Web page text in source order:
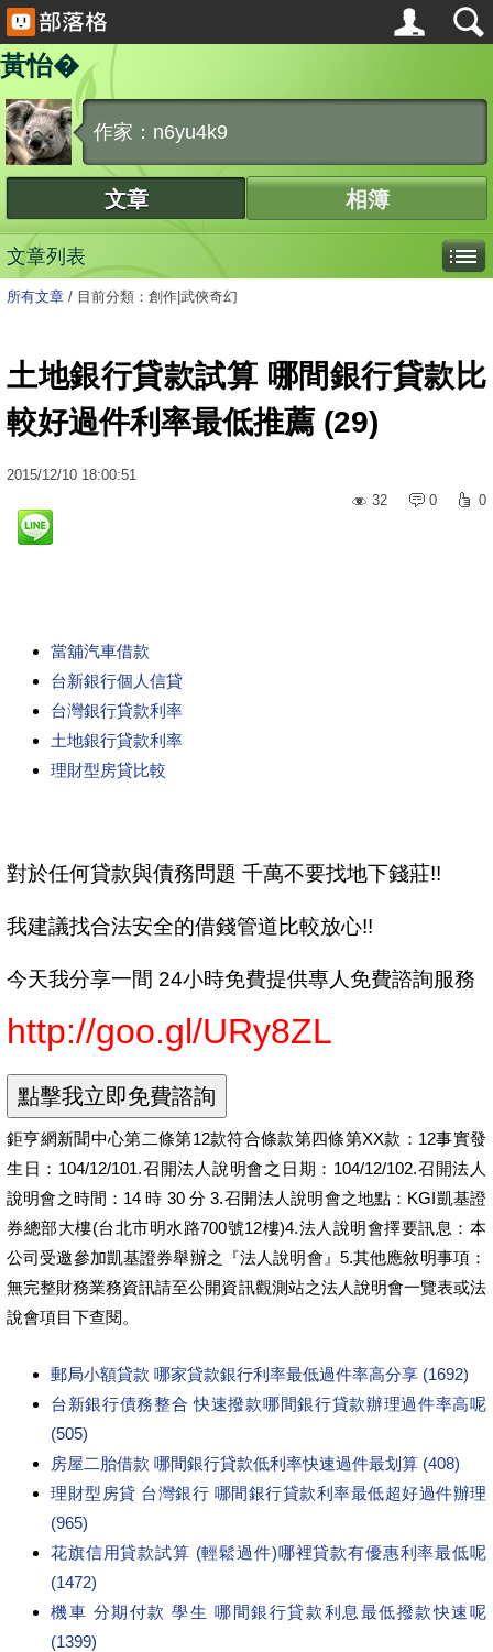
黃怡�
作家：n6yu4k9
文章 相簿
文章列表
所有文章 / 目前分類：創作|武俠奇幻
土地銀行貸款試算 哪間銀行貸款比
較好過件利率最低推薦 (29)
2015/12/10 18:00:51
32
0 0
當舖汽車借款
台新銀行個人信貸
台灣銀行貸款利率
土地銀行貸款利率
理財型房貸比較
對於任何貸款與債務問題 千萬不要找地下錢莊!!
我建議找合法安全的借錢管道比較放心!!
今天我分享一間 24小時免費提供專人免費諮詢服務
http://goo.gl/URy8ZL
鉅亨網新聞中心第二條第12款符合條款第四條第XX款：12事實發
生日：104/12/101.召開法人說明會之日期：104/12/102.召開法人
說明會之時間：14 時 30 分 3.召開法人說明會之地點：KGI凱基證
券總部大樓(台北市明水路700號12樓)4.法人說明會擇要訊息：本
公司受邀參加凱基證券舉辦之『法人說明會』5.其他應敘明事項：
無完整財務業務資訊請至公開資訊觀測站之法人說明會一覽表或法
說會項目下查閱。
郵局小額貸款 哪家貸款銀行利率最低過件率高分享 (1692)
台新銀行債務整合 快速撥款哪間銀行貸款辦理過件率高呢
(505)
房屋二胎借款 哪間銀行貸款低利率快速過件最划算 (408)
理財型房貸 台灣銀行 哪間銀行貸款利率最低超好過件辦理
(965)
花旗信用貸款試算 (輕鬆過件)哪裡貸款有優惠利率最低呢
(1472)
機車 分期付款 學生 哪間銀行貸款利息最低撥款快速呢
(1399)